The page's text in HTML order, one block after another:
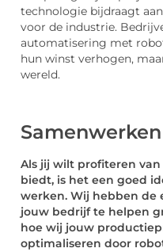
technologie bijdraagt
voor de industrie.
automatisering met
hun winst verhogen,
wereld.
Als jij wilt profiteren
biedt, is het een goed
werken. Wij hebben de
jouw bedrijf te helpen
hoe wij jouw
optimaliseren door